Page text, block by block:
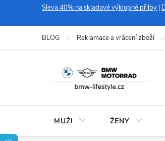
Sleva 40% na skladové výklopné přilby
BLOG Reklamace a vrácení zboží
MUŽI ŽENY